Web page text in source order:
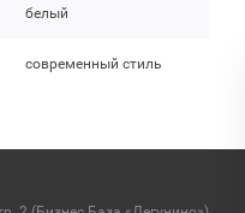
белый
современный стиль